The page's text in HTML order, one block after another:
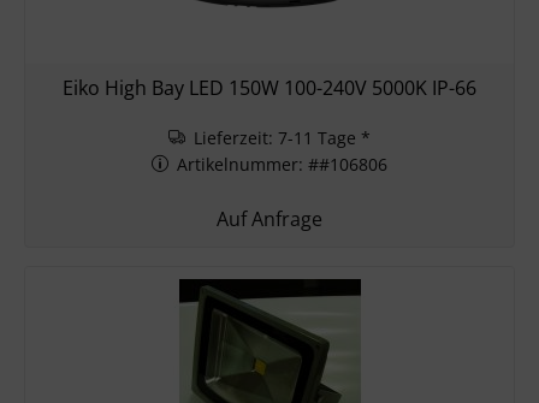
Eiko High Bay LED 150W 100-240V 5000K IP-66
Lieferzeit: 7-11 Tage *
Artikelnummer: ##106806
Auf Anfrage